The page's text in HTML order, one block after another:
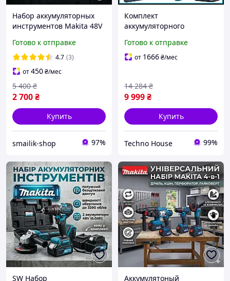
Набор аккумуляторных
инструментов Makita 48V
профессиональная и
шуруповерт с подсветкой
рабочей зоны с 2 АКБ
Готово к отправке
4.7 (3)
от450₴/мес
2 700₴
5 400 ₴
Купить
smailik-shop 97%
Комплект
аккумуляторного
5в1 + 3 АКБ + кейс
шуруповерт УШМ
Готово к отправке
от 1666₴/мес
9 999₴
14 284 ₴
Купить
Techno House 99%
SW Набор Аккумулятоный